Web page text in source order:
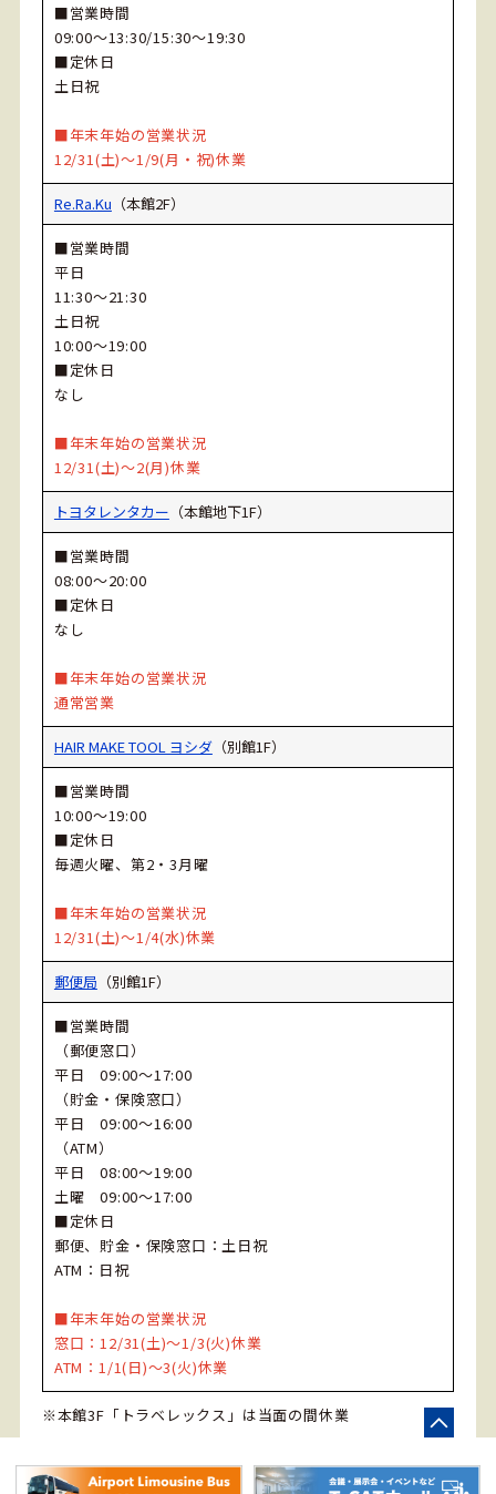
■営業時間
09:00～13:30/15:30～19:30
■定休日
土日祝
■年末年始の営業状況
12/31(土)～1/9(月・祝)休業
Re.Ra.Ku （本館2F）
■営業時間
平日
11:30～21:30
土日祝
10:00～19:00
■定休日
なし
■年末年始の営業状況
12/31(土)～2(月)休業
トヨタレンタカー （本館地下1F）
■営業時間
08:00～20:00
■定休日
なし
■年末年始の営業状況
通常営業
HAIR MAKE TOOL ヨシダ（別館1F）
■営業時間
10:00～19:00
■定休日
毎週火曜、第2・3月曜
■年末年始の営業状況
12/31(土)～1/4(水)休業
郵便局 （別館1F）
■営業時間
（郵便窓口）
平日 09:00～17:00
（貯金・保険窓口）
平日 09:00～16:00
（ATM）
平日 08:00～19:00
土曜 09:00～17:00
■定休日
郵便、貯金・保険窓口：土日祝
ATM：日祝
■年末年始の営業状況
窓口：12/31(土)～1/3(火)休業
ATM：1/1(日)～3(火)休業
※本館3F「トラベレックス」は当面の間休業